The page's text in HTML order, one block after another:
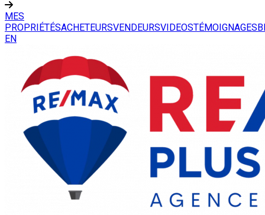
MES
PROPRIÉTÉSACHETEURSVENDEURSVIDEOSTÉMOIGNAGES
EN